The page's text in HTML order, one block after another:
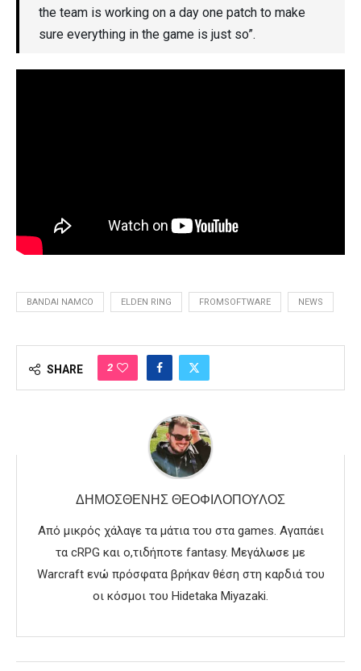
the team is working on a day one patch to make
sure everything in the game is just so”.
BANDAI NAMCO ELDEN RING FROMSOFTWARE NEWS
SHARE 2
ΔΗΜΟΣΘΈΝΗΣ ΘΕΟΦΙΛΌΠΟΥΛΟΣ
Από μικρός χάλαγε τα μάτια του στα games. Αγαπάει
τα cRPG και ο,τιδήποτε fantasy. Μεγάλωσε με
Warcraft ενώ πρόσφατα βρήκαν θέση στη καρδιά του
οι κόσμοι του Hidetaka Miyazaki.